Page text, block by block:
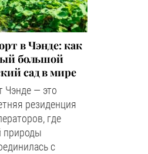
в Чэнде: как
большой
сад в мире
Чэнде — это
резиденция
где
природы
с